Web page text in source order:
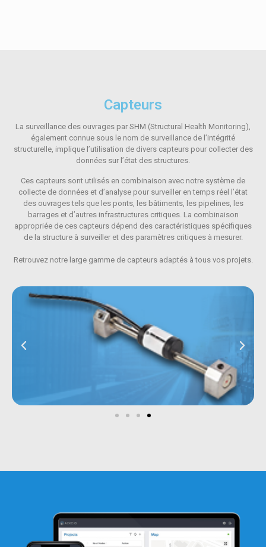
Capteurs
La surveillance des ouvrages par SHM (Structural Health Monitoring),
également connue sous le nom de surveillance de l’intégrité
structurelle, implique l’utilisation de divers capteurs pour collecter des
données sur l’état des structures.
Ces capteurs sont utilisés en combinaison avec notre système de
collecte de données et d’analyse pour surveiller en temps réel l’état
des ouvrages tels que les ponts, les bâtiments, les pipelines, les
barrages et d’autres infrastructures critiques. La combinaison
appropriée de ces capteurs dépend des caractéristiques spécifiques
de la structure à surveiller et des paramètres critiques à mesurer.
Retrouvez notre large gamme de capteurs adaptés à tous vos projets.